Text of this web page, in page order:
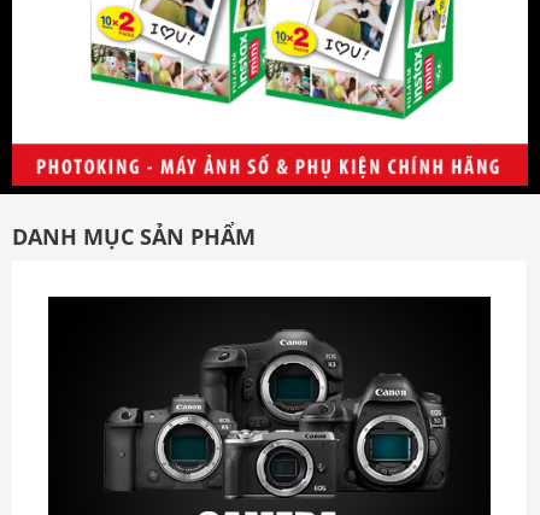
TTArtisan
Yunteng
Samsung
DANH MỤC SẢN PHẨM